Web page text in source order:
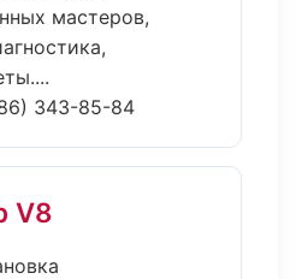
мастеров,
343-85-84
V8